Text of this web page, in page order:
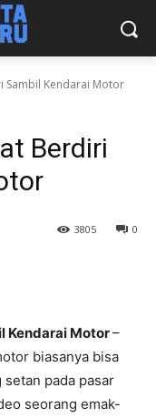
Sambil Kendarai Motor
Berdiri
0
3805
Kendarai Motor–
biasanya bisa
pada pasar
seorang emak-